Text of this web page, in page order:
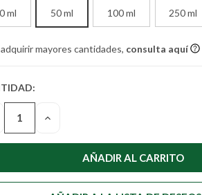
ml 50 ml 100 ml 250 ml
adquirir mayores cantidades, consulta aquí
DE
AUMENTAR
DE
UNDEFINED